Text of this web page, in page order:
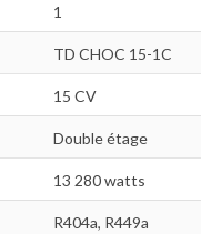
1
TD CHOC 15-1C
15 CV
Double étage
13 280 watts
R404a, R449a